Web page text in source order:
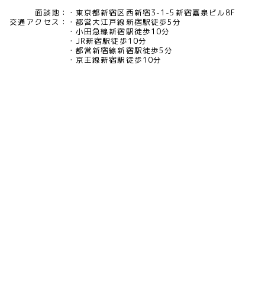
面談地：
東京都新宿区西新宿3-1-5新宿嘉泉ビル8F
交通アクセス：
都営大江戸線新宿駅徒歩5分
小田急線新宿駅徒歩10分
JR新宿駅徒歩10分
都営新宿線新宿駅徒歩5分
京王線新宿駅徒歩10分